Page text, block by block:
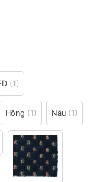
(1)
Hồng (1) Nâu (1)